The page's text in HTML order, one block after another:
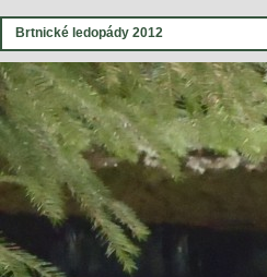
Brtnické ledopády 2012